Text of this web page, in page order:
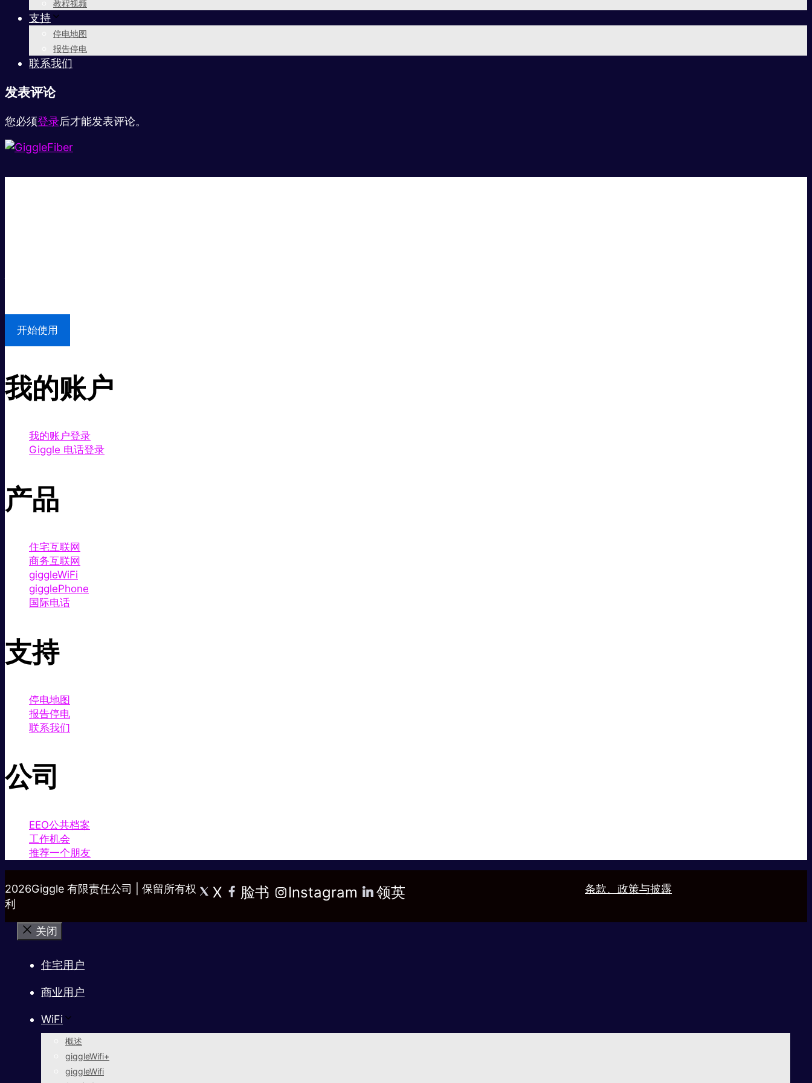
教程视频
支持
停电地图
报告停电
联系我们
发表评论
您必须登录后才能发表评论。
开始使用
我的账户
我的账户登录
Giggle 电话登录
产品
住宅互联网
商务互联网
giggleWiFi
gigglePhone
国际电话
支持
停电地图
报告停电
联系我们
公司
EEO公共档案
工作机会
推荐一个朋友
2026Giggle 有限责任公司 | 保留所有权
利
X 脸书 Instagram 领英 条款、政策与披露
关闭
住宅用户
商业用户
WiFi
概述
giggleWifi+
giggleWifi